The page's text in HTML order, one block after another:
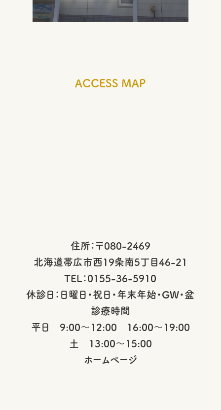
ACCESS MAP
住所：〒080-2469
北海道帯広市西19条南5丁目46-21
TEL：0155-36-5910
休診日：日曜日・祝日・年末年始・GW・盆
診療時間
平日 9:00～12:00 16:00～19:00
土 13:00～15:00
ホームページ